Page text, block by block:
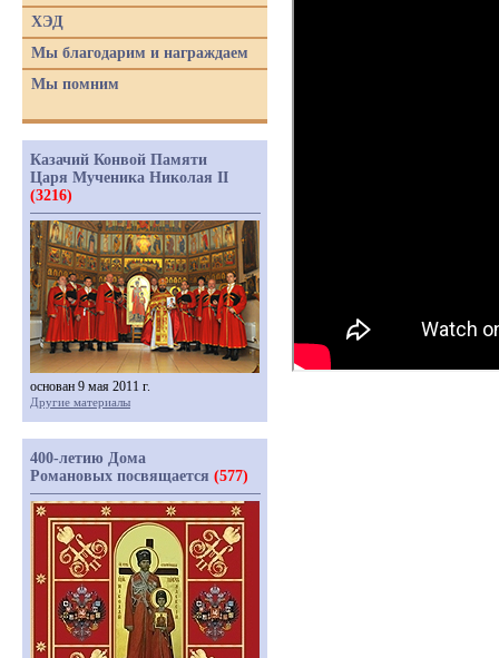
ХЭД
Мы благодарим и награждаем
Мы помним
Казачий Конвой Памяти
Царя Мученика Николая II
(3216)
основан 9 мая 2011 г.
Другие материалы
400-летию Дома
Романовых посвящается (577)